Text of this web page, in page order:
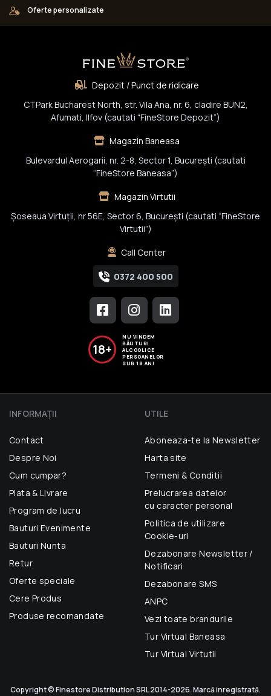
Oferte personalizate
Depozit / Punct de ridicare
CTPark Bucharest North, str. Vila Ana, nr. 6, cladire BUN2,
Afumati, Ilfov (cautati “FineStore Depozit”)
Magazin Baneasa
Bulevardul Aerogarii, nr. 2-8, Sector 1, Bucureşti (cautati
“FineStore Baneasa”)
Magazin Virtutii
Șoseaua Virtuții, nr 56E, Sector 6, București (cautati “FineStore
Virtutii”)
Call Center
0372 400 500
18+
NU VINDEM
BĂUTURI
ALCOOLICE
PERSOANELOR
SUB 18 ANI
INFORMAŢII
Contact
Despre Noi
Cum cumpar?
Plata & Livrare
Program de lucru
Bauturi Evenimente
Bauturi Nunta
Retur
Oferte speciale
Cere Produs
Produse recomandate
UTILE
Aboneaza-te la Newsletter
Harta site
Termeni & Conditii
Prelucrarea datelor
cu caracter personal
Politica de utilizare
Cookie-uri
Dezabonare Newsletter /
Notificari
Dezabonare SMS
ANPC
Vezi toate brandurile
Tur Virtual Baneasa
Tur Virtual Virtutii
Copyright © Finestore Distribution SRL 2014-2026. Marcă inregistrată.